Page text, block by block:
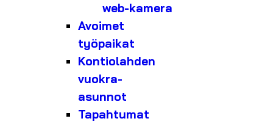
web-kamera
Avoimet
työpaikat
Kontiolahden
vuokra-
asunnot
Tapahtumat